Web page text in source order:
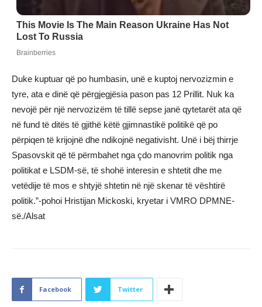
Duke kuptuar që po humbasin, unë e kuptoj nervozizmin e
tyre, ata e dinë që përgjegjësia pason pas 12 Prillit. Nuk ka
nevojë për një nervozizëm të tillë sepse janë qytetarët ata që
në fund të ditës të gjithë këtë gjimnastikë politikë që po
përpiqen të krijojnë dhe ndikojnë negativisht. Unë i bëj thirrje
Spasovskit që të përmbahet nga çdo manovrim politik nga
politikat e LSDM-së, të shohë interesin e shtetit dhe me
vetëdije të mos e shtyjë shtetin në një skenar të vështirë
politik.”-pohoi Hristijan Mickoski, kryetar i VMRO DPMNE-
së./Alsat
Facebook Twitter